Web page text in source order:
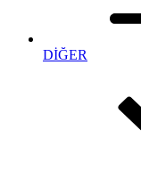
DİĞER